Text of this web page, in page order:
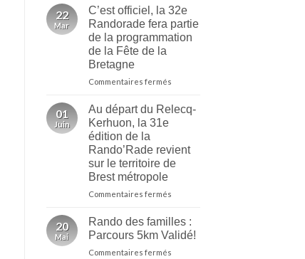
inédit
des
nouveautés
Breizh
en
ligne!
Randorade
2026
22
Mar
C’est officiel, la 32e
Randorade fera partie
de la programmation
de la Fête de la
Bretagne
Commentaires ferméssur
officiel,
fera
partie
la
Fête
de
01
Juin
Au départ du Relecq-
Kerhuon, la 31e
édition de la
Rando’Rade revient
sur le territoire de
Brest métropole
Commentaires ferméssur
départ
du
Relecq-
Kerhuon,
20
Mai
Rando des familles :
Parcours 5km Validé!
Commentaires ferméssur